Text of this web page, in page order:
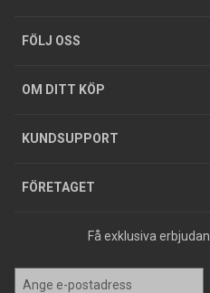
FÖLJ OSS
OM DITT KÖP
Integritetspolicy
GDPR
KUNDSUPPORT
Foldrar och kataloger
Köpguider
Varumärken
FÖRETAGET
Tjänster
Hållbarhet
Jobba hos oss
Press
Få exklusiva